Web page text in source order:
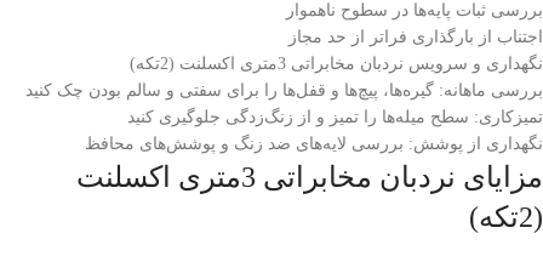
بررسی ثبات پایه‌ها در سطوح ناهموار
اجتناب از بارگذاری فراتر از حد مجاز
نگهداری و سرویس نردبان مخابراتی 3متری اکسلنت (2تکه)
بررسی ماهانه: گیره‌ها، پیچ‌ها و قفل‌ها را برای سفتی و سالم بودن چک کنید
تمیزکاری: سطح میله‌ها را تمیز و از زنگ‌زدگی جلوگیری کنید
نگهداری از پوشش: بررسی لایه‌های ضد زنگ و پوشش‌های محافظ
مزایای نردبان مخابراتی 3متری اکسلنت
(2تکه)